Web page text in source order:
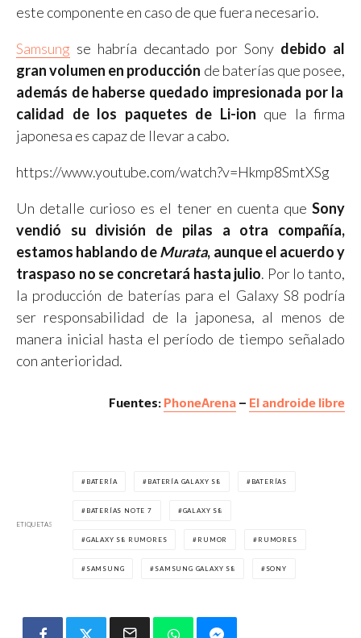
este componente en caso de que fuera necesario.
Samsung se habría decantado por Sony debido al
gran volumen en producción de baterías que posee,
además de haberse quedado impresionada por la
calidad de los paquetes de Li-ion que la firma
japonesa es capaz de llevar a cabo.
https://www.youtube.com/watch?v=Hkmp8SmtXSg
Un detalle curioso es el tener en cuenta que Sony
vendió su división de pilas a otra compañía,
estamos hablando deMurata, aunque el acuerdo y
traspaso no se concretará hasta julio. Por lo tanto,
la producción de baterías para el Galaxy S8 podría
ser responsabilidad de la japonesa, al menos de
manera inicial hasta el período de tiempo señalado
con anterioridad.
Fuentes:PhoneArena– El androide libre
ETIQUETAS
BATERÍA BATERÍA GALAXY S8 BATERÍAS
BATERÍAS NOTE 7 GALAXY S8
GALAXY S8 RUMORES RUMOR RUMORES
SAMSUNG SAMSUNG GALAXY S8 SONY